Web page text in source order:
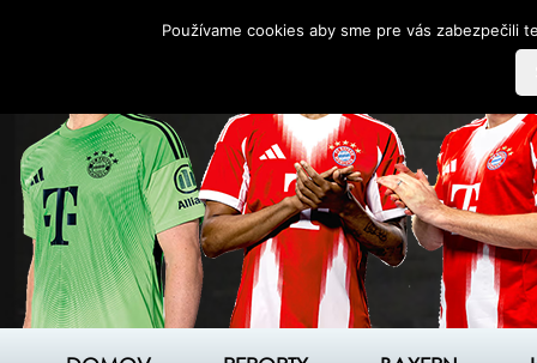
Používame cookies aby sme pre vás zabezpečili